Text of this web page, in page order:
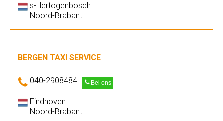
s-Hertogenbosch
Noord-Brabant
BERGEN TAXI SERVICE
040-2908484 Bel ons
Eindhoven
Noord-Brabant